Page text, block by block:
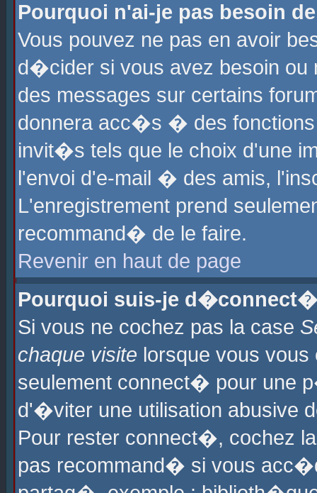
Pourquoi n'ai-je pas besoin
Vous pouvez ne pas en avoir
d�cider si vous avez besoin ou
des messages sur certains
donnera acc�s � des fonctions
invit�s tels que le choix d'une
l'envoi d'e-mail � des amis,
L'enregistrement prend
recommand� de le faire.
Revenir en haut de page
Pourquoi suis-je
Si vous ne cochez pas la case
chaque visite lorsque vous
seulement connect� pour une
d'�viter une utilisation abusive
Pour rester connect�, cochez
pas recommand� si vous